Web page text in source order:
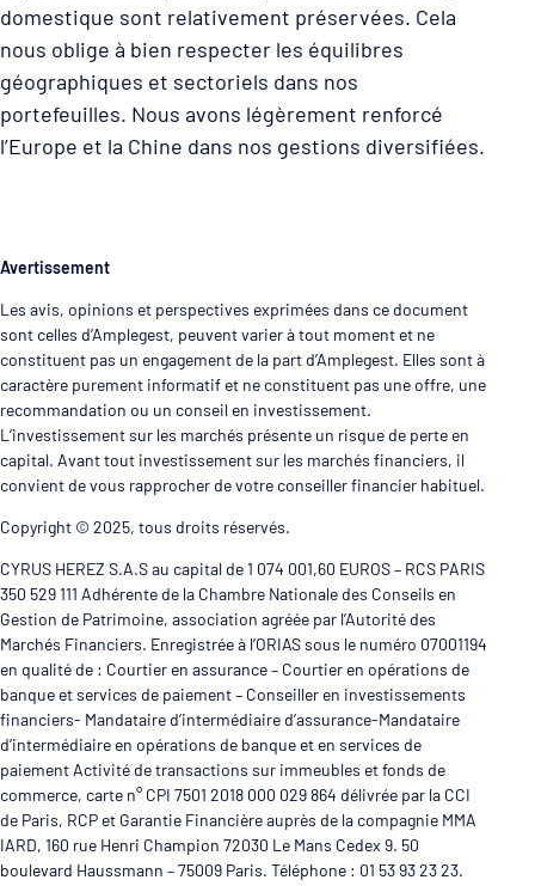
domestique sont relativement préservées. Cela
nous oblige à bien respecter les équilibres
géographiques et sectoriels dans nos
portefeuilles. Nous avons légèrement renforcé
l’Europe et la Chine dans nos gestions diversifiées.
Avertissement
Les avis, opinions et perspectives exprimées dans ce document
sont celles d’Amplegest, peuvent varier à tout moment et ne
constituent pas un engagement de la part d’Amplegest. Elles sont à
caractère purement informatif et ne constituent pas une offre, une
recommandation ou un conseil en investissement.
L’investissement sur les marchés présente un risque de perte en
capital. Avant tout investissement sur les marchés financiers, il
convient de vous rapprocher de votre conseiller financier habituel.
Copyright © 2025, tous droits réservés.
CYRUS HEREZ S.A.S au capital de 1 074 001,60 EUROS – RCS PARIS
350 529 111 Adhérente de la Chambre Nationale des Conseils en
Gestion de Patrimoine, association agréée par l’Autorité des
Marchés Financiers. Enregistrée à l’ORIAS sous le numéro 07001194
en qualité de : Courtier en assurance – Courtier en opérations de
banque et services de paiement – Conseiller en investissements
financiers- Mandataire d’intermédiaire d’assurance-Mandataire
d’intermédiaire en opérations de banque et en services de
paiement Activité de transactions sur immeubles et fonds de
commerce, carte n° CPI 7501 2018 000 029 864 délivrée par la CCI
de Paris, RCP et Garantie Financière auprès de la compagnie MMA
IARD, 160 rue Henri Champion 72030 Le Mans Cedex 9. 50
boulevard Haussmann – 75009 Paris. Téléphone : 01 53 93 23 23.